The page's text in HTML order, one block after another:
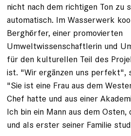
nicht nach dem richtigen Ton zu
automatisch. Im Wasserwerk
Berghörfer, einer promovierten
Umweltwissenschaftlerin und
für den kulturellen Teil des
ist. "Wir ergänzen uns perfekt",
"Sie ist eine Frau aus dem
Chef hatte und aus einer
Ich bin ein Mann aus dem
und als erster seiner Familie